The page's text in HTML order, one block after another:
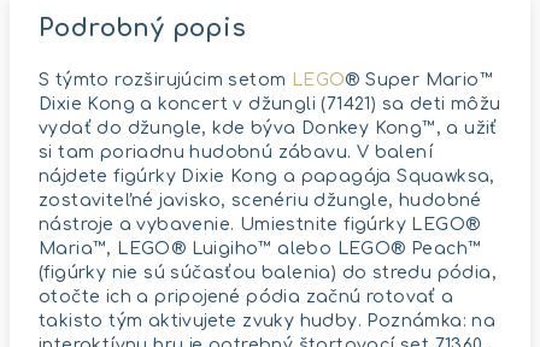
Podrobný popis
S týmto rozširujúcim setom LEGO® Super Mario™
Dixie Kong a koncert v džungli (71421) sa deti môžu
vydať do džungle, kde býva Donkey Kong™, a užiť
si tam poriadnu hudobnú zábavu. V balení
nájdete figúrky Dixie Kong a papagája Squawksa,
zostaviteľné javisko, scenériu džungle, hudobné
nástroje a vybavenie. Umiestnite figúrky LEGO®
Maria™, LEGO® Luigiho™ alebo LEGO® Peach™
(figúrky nie sú súčasťou balenia) do stredu pódia,
otočte ich a pripojené pódia začnú rotovať a
takisto tým aktivujete zvuky hudby. Poznámka: na